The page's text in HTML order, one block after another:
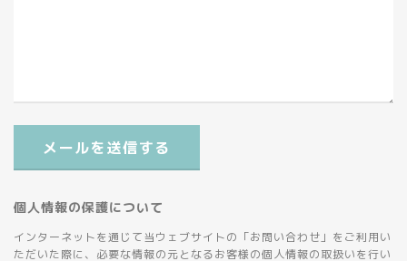
メールを送信する
個人情報の保護について
インターネットを通じて当ウェブサイトの「お問い合わせ」をご利用い
ただいた際に、必要な情報の元となるお客様の個人情報の取扱いを行い